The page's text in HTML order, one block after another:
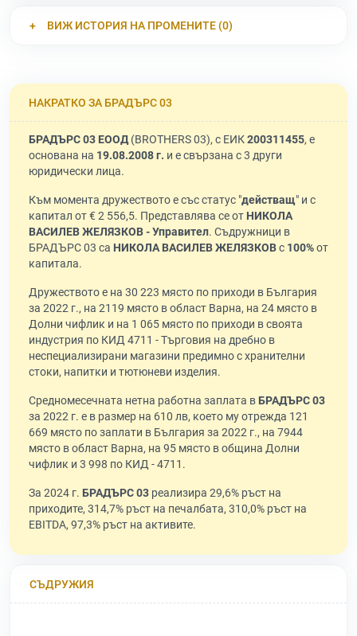
ВИЖ ИСТОРИЯ НА ПРОМЕНИТЕ (0)
НАКРАТКО ЗА БРАДЪРС 03
БРАДЪРС 03 ЕООД(BROTHERS 03), с ЕИК200311455, е
основана на 19.08.2008 г. и е свързана с 3 други
юридически лица.
Към момента дружеството е със статус "действащ" и с
капитал от € 2 556,5. Представлява се от НИКОЛА
ВАСИЛЕВ ЖЕЛЯЗКОВ - Управител. Съдружници в
БРАДЪРС 03 са НИКОЛА ВАСИЛЕВ ЖЕЛЯЗКОВс 100%от
капитала.
Дружеството е на 30 223 място по приходи в България
за 2022 г., на 2119 място в област Варна, на 24 място в
Долни чифлик и на 1 065 място по приходи в своята
индустрия по КИД 4711 - Търговия на дребно в
неспециализирани магазини предимно с хранителни
стоки, напитки и тютюневи изделия.
Средномесечната нетна работна заплата вБРАДЪРС 03
за 2022 г. е в размер на 610 лв, което му отрежда 121
669 място по заплати в България за 2022 г., на 7944
място в област Варна, на 95 място в община Долни
чифлик и 3 998 по КИД - 4711.
За 2024 г. БРАДЪРС 03 реализира 29,6% ръст на
приходите, 314,7% ръст на печалбата, 310,0% ръст на
EBITDA, 97,3% ръст на активите.
СЪДРУЖИЯ